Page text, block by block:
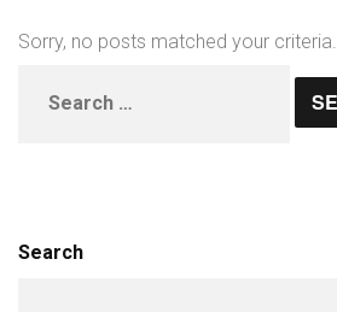
Sorry, no posts matched your criteria.
Search